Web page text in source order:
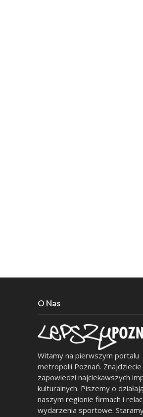
O Nas
Witamy na pierwszym portalu
metropolii Poznań.
zapowiedzi najciekawszych
kulturalnych. Piszemy o
naszym regionie firmach i
wydarzenia sportowe.